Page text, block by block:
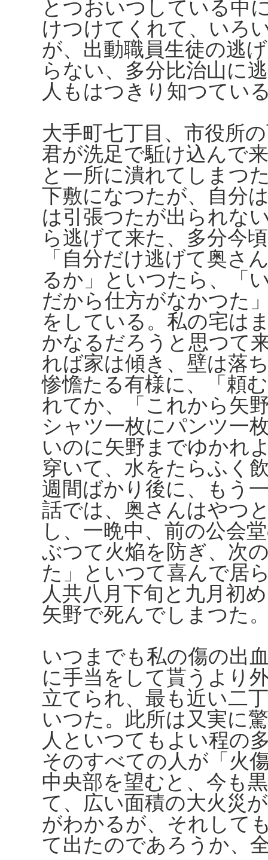
とつおいつしている中
けつけてくれて、いろ
が、出動職員生徒の逃
らない、多分比治山に
人もはつきり知つてい
大手町七丁目、市役所
君が洗足で駈け込んで
と一所に潰れてしまつ
下敷になつたが、自分
は引張つたが出られな
ら逃げて来た、多分今
「自分だけ逃げて奥さ
るか」といつたら、「
だから仕方がなかつた
をしている。私の宅は
かなるだろうと思つて
れば家は傾き、壁は落
惨憺たる有様に、「頼
れてか、「これから矢
シャツ一枚にパンツ一
いのに矢野までゆかれ
穿いて、水をたらふく
週間ばかり後に、もう
話では、奥さんはやつ
し、一晩中、前の公会
ぶつて火焔を防ぎ、次
た」といつて喜んで居
人共八月下旬と九月初
矢野で死んでしまつた
いつまでも私の傷の出
に手当をして貰うより
立てられ、最も近い二
いつた。此所は又実に
人といつてもよい程の
そのすべての人が「火
中央部を望むと、今も
て、広い面積の大火災
がわかるが、それして
て出たのであろうか、